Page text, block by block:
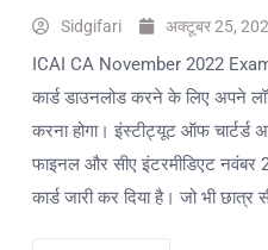
Sidgifari अक्टूबर 25,
ICAI CA November 2022
कार्ड डाउनलोड करने के लिए अपने
करना होगा। इंस्टीट्यूट ऑफ
फाइनल और सीए इंटरमीडिएट नवंबर
कार्ड जारी कर दिया है। जो भी छात्र